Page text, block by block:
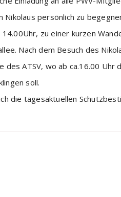
Nikolaus persönlich zu
zu einer kurzen
Nach dem Besuch des
des ATSV, wo ab ca.16.00 Uhr
soll.
die tagesaktuellen